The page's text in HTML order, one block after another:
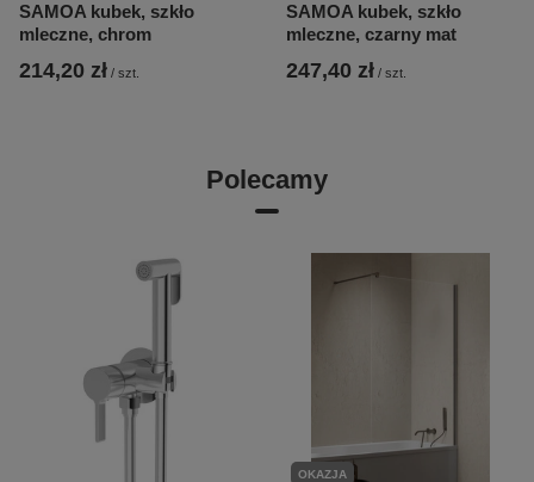
SAMOA kubek, szkło
mleczne, chrom
214,20 zł / szt.
SAMOA kubek, szkło
mleczne, czarny mat
247,40 zł / szt.
Polecamy
OKAZJA